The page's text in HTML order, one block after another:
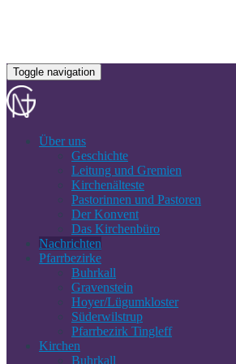
Toggle navigation
Über uns
Geschichte
Leitung und Gremien
Kirchenälteste
Pastorinnen und Pastoren
Der Konvent
Das Kirchenbüro
Nachrichten
Pfarrbezirke
Buhrkall
Gravenstein
Hoyer/Lügumkloster
Süderwilstrup
Pfarrbezirk Tingleff
Kirchen
Buhrkall